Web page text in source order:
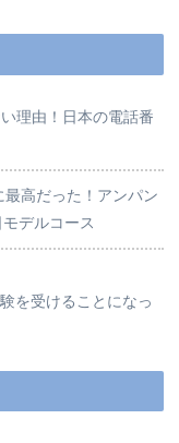
理由！日本の電話番
高だった！アンパン
デルコース
を受けることになっ